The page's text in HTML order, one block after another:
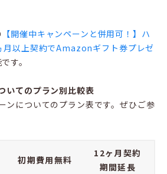
【開催中キャンペーンと併用可！】ハ
月以上契約でAmazonギフト券プレゼ
す。
いてのプラン別比較表
ンについてのプラン表です。ぜひご参
初期費用無料
12ヶ月契約
期間延長